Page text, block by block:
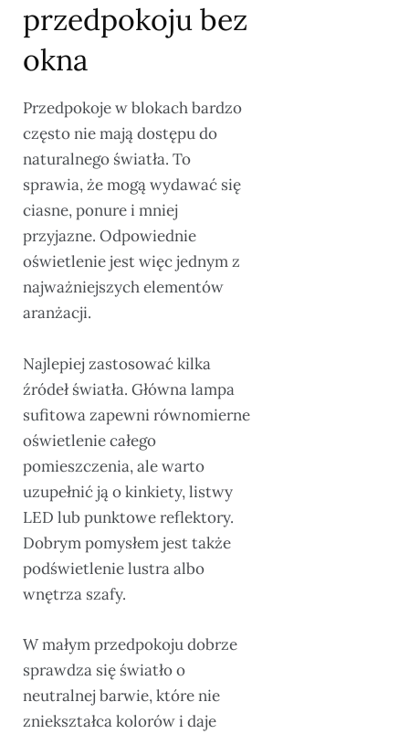
przedpokoju bez
okna
Przedpokoje w blokach bardzo
często nie mają dostępu do
naturalnego światła. To
sprawia, że mogą wydawać się
ciasne, ponure i mniej
przyjazne. Odpowiednie
oświetlenie jest więc jednym z
najważniejszych elementów
aranżacji.
Najlepiej zastosować kilka
źródeł światła. Główna lampa
sufitowa zapewni równomierne
oświetlenie całego
pomieszczenia, ale warto
uzupełnić ją o kinkiety, listwy
LED lub punktowe reflektory.
Dobrym pomysłem jest także
podświetlenie lustra albo
wnętrza szafy.
W małym przedpokoju dobrze
sprawdza się światło o
neutralnej barwie, które nie
zniekształca kolorów i daje